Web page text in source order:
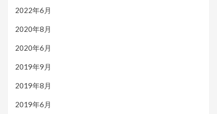
2022年6月
2020年8月
2020年6月
2019年9月
2019年8月
2019年6月